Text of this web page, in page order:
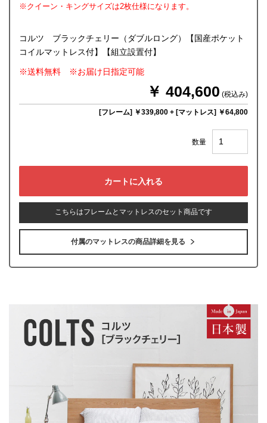
※クイーン・キングサイズは2枚仕様になります。
コルツ ブラックチェリー（ダブルロング）【国産ポケット
コイルマットレス付】【組立設置付】
※送料無料 ※お届け日指定可能
￥ 404,600 (税込み)
[フレーム] ￥339,800 + [マットレス] ￥64,800
数量
こちらはフレームとマットレスのセット商品です
付属のマットレスの商品詳細を見る